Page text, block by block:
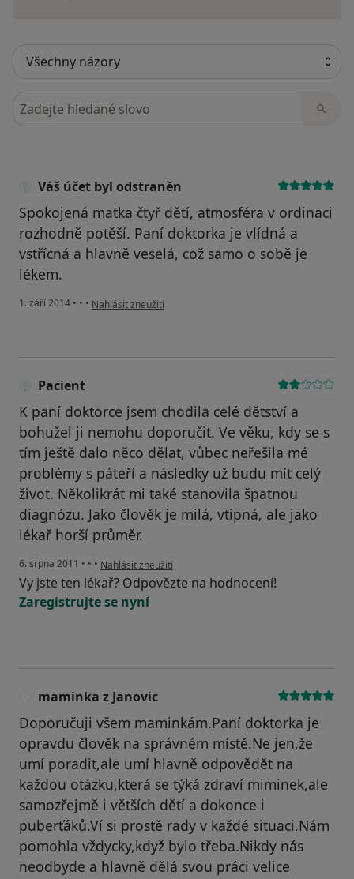
Hledejte v názorech
Váš účet byl odstraněn
Spokojená matka čtyř dětí, atmosféra v ordinaci
rozhodně potěší. Paní doktorka je vlídná a
vstřícná a hlavně veselá, což samo o sobě je
lékem.
1. září 2014 • • • podle názoru uživatele Váš účet byl odstraněn
Nahlásit zneužití
Pacient
K paní doktorce jsem chodila celé dětství a
bohužel ji nemohu doporučit. Ve věku, kdy se s
tím ještě dalo něco dělat, vůbec neřešila mé
problémy s páteří a následky už budu mít celý
život. Několikrát mi také stanovila špatnou
diagnózu. Jako člověk je milá, vtipná, ale jako
lékař horší průměr.
6. srpna 2011 • • • podle názoru uživatele Pacient
Nahlásit zneužití
Vy jste ten lékař? Odpovězte na hodnocení!
Zaregistrujte se nyní
maminka z Janovic
Doporučuji všem maminkám.Paní doktorka je
opravdu člověk na správném místě.Ne jen,že
umí poradit,ale umí hlavně odpovědět na
každou otázku,která se týká zdraví miminek,ale
samozřejmě i větších dětí a dokonce i
puberťáků.Ví si prostě rady v každé situaci.Nám
pomohla vždycky,když bylo třeba.Nikdy nás
neodbyde a hlavně dělá svou práci velice